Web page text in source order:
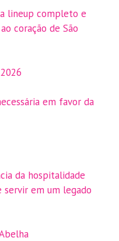
lineup completo e
coração de São
em favor da
da hospitalidade
em um legado